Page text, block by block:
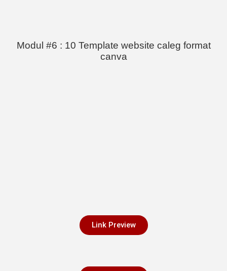
Modul #6 : 10 Template website caleg format
canva
Link Preview